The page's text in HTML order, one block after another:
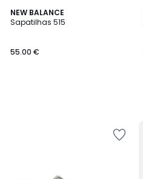
NEW BALANCE
Sapatilhas 515
55.00 €